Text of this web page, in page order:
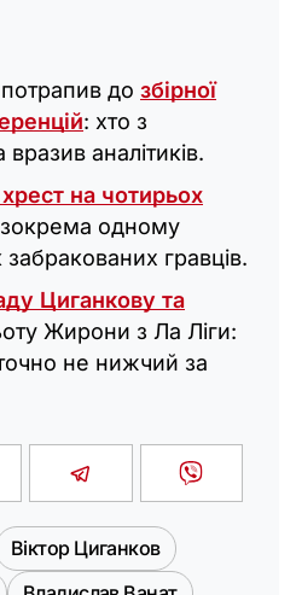
до збірної
: хто з
аналітиків.
на чотирьох
одному
забракованих гравців.
Циганкову та
Жирони з Ла Ліги:
не нижчий за
Віктор Циганков